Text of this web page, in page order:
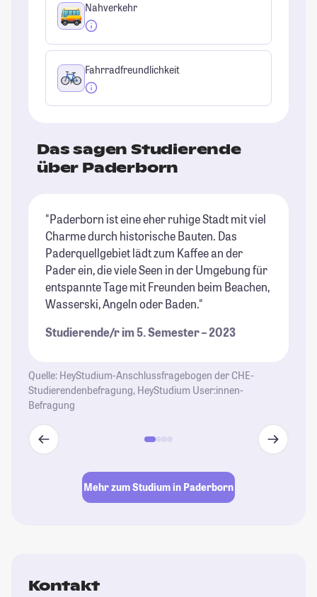
Nahverkehr
Fahrradfreundlichkeit
Das sagen Studierende
über Paderborn
"Paderborn ist eine eher ruhige Stadt mit viel
Charme durch historische Bauten. Das
Paderquellgebiet lädt zum Kaffee an der
Pader ein, die viele Seen in der Umgebung für
entspannte Tage mit Freunden beim Beachen,
Wasserski, Angeln oder Baden."
Studierende/r im 5. Semester – 2023
Quelle: HeyStudium-Anschlussfragebogen der CHE-
Studierendenbefragung, HeyStudium User:innen-
Befragung
Mehr zum Studium in Paderborn
Kontakt